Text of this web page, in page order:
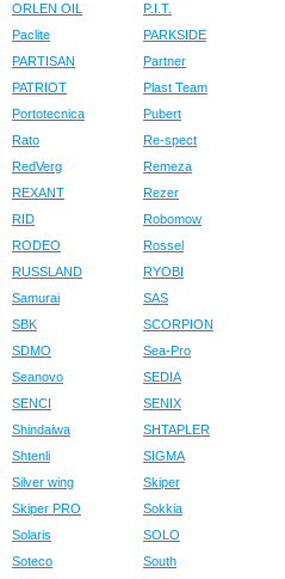
ORLEN OIL
P.I.T.
Paclite
PARKSIDE
PARTISAN
Partner
PATRIOT
Plast Team
Portotecnica
Pubert
Rato
Re-spect
RedVerg
Remeza
REXANT
Rezer
RID
Robomow
RODEO
Rossel
RUSSLAND
RYOBI
Samurai
SAS
SBK
SCORPION
SDMO
Sea-Pro
Seanovo
SEDIA
SENCI
SENIX
Shindaiwa
SHTAPLER
Shtenli
SIGMA
Silver wing
Skiper
Skiper PRO
Sokkia
Solaris
SOLO
Soteco
South